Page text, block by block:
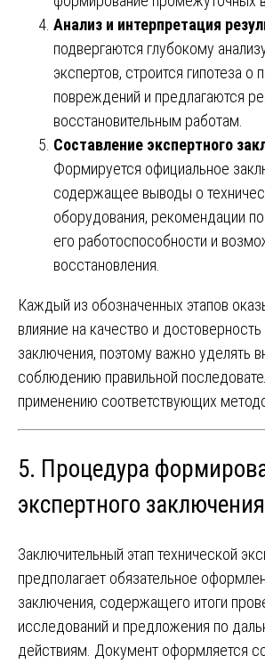
Анализ и интерпретация
подвергаются глубокому
экспертов, строится гипотеза о
повреждений и предлагаются
восстановительным работам.
Составление экспертного
Формируется официальное
содержащее выводы о
оборудования, рекомендации
его работоспособности и
восстановления.
Каждый из обозначенных этапов
влияние на качество и достоверность
заключения, поэтому важно уделять
соблюдению правильной
применению соответствующих
5. Процедура
экспертного заключения
Заключительный этап технической
предполагает обязательное
заключения, содержащего итоги
исследований и предложения по
действиям. Документ оформляется